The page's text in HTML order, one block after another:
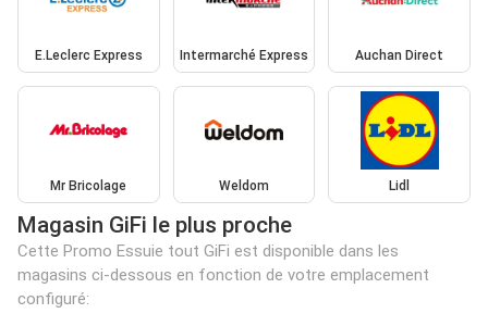
E.Leclerc Express Intermarché Express Auchan Direct
Mr Bricolage Weldom Lidl
Magasin GiFi le plus proche
Cette Promo Essuie tout GiFi est disponible dans les
magasins ci-dessous en fonction de votre emplacement
configuré: